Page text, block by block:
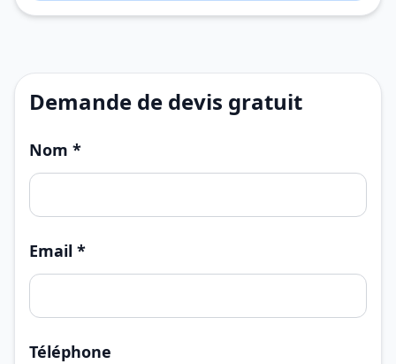
Demande de devis gratuit
Nom *
Email *
Téléphone